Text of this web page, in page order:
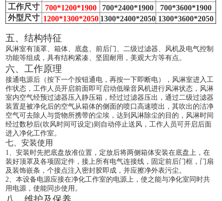
工作尺寸
700*1200*1900 700*2400*1900
700*3600*1900
外型尺寸 1200*1300*2050 1300*2400*2050 1300*3600*2050
五、结构特征
风淋室有顶罩、箱体、底盘、前后门、二级过滤器、风机及电气控制
功能等组成，具有结构紧凑、坚固耐用，美观大方等有点。
六、工作原理
接通电源后（按下一个按钮通电，再按一下即断电），风淋室进入工
作状态，工作人员开启前面即可启动低噪音风机进行风淋状态，风淋
室内空气经预过滤器压入静压箱，经过过滤器压出，通过二级过滤器
装置是被净化后的空气从箱体的侧面的喷口高速喷出，其吹出的洁净
空气可去除人与货物所携带的尘埃，达到风淋除尘的目的，风淋时间
经过数秒后(吹风时间可设定)则自动停止送风，工作人员可开启后面
进入净化工作室。
七、安装使用
1、安装时先把底盘放准位置，定放后将两侧箱体安装在底盘上，在
装好顶罩及各项固定件，接上所有电气连接线，固定前后门框，门扇
及装饰嵌条，个接点注入密封胶即成，并应擦净外表污尘。
2、本设备电源应接在净化工作室的电源上，使之能与净化室同时共
用电源，使能同步使用。